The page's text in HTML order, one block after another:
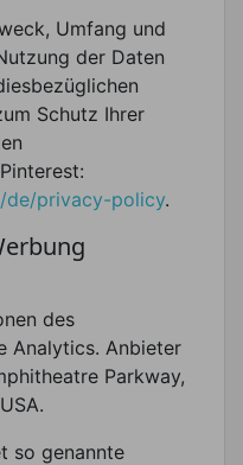
Umfang und
der Daten
Schutz Ihrer
de/privacy-policy.
des
Analytics. Anbieter
Parkway,
so genannte